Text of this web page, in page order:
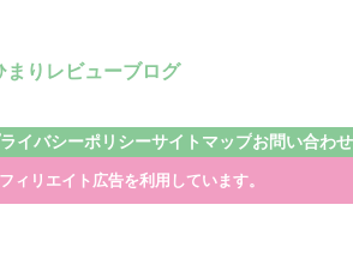
まりレビューブログ
イバシーポリシーサイトマップお問い合わせ
ィリエイト広告を利用しています。